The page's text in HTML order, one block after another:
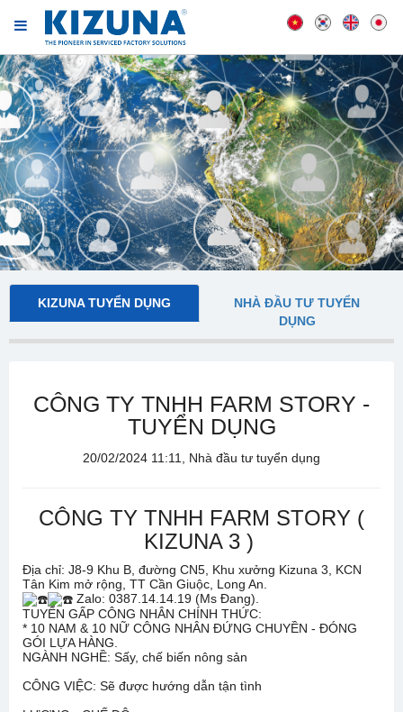
KIZUNA TUYỂN DỤNG
NHÀ ĐẦU TƯ TUYỂN
DỤNG
CÔNG TY TNHH FARM STORY -
TUYỂN DỤNG
20/02/2024 11:11, Nhà đầu tư tuyển dụng
CÔNG TY TNHH FARM STORY (
KIZUNA 3 )
Địa chỉ: J8-9 Khu B, đường CN5, Khu xưởng Kizuna 3, KCN
Tân Kim mở rộng, TT Cần Giuộc, Long An.
Zalo: 0387.14.14.19 (Ms Đang).
TUYỂN GẤP CÔNG NHÂN CHÍNH THỨC:
* 10 NAM & 10 NỮ CÔNG NHÂN ĐỨNG CHUYỀN - ĐÓNG
GÓI LỰA HÀNG.
NGÀNH NGHỀ: Sấy, chế biến nông sản
CÔNG VIỆC: Sẽ được hướng dẫn tận tình